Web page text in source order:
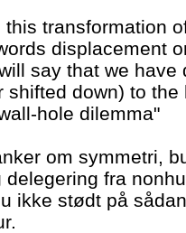
this transformation
displacement
say that we have
shifted down) to
hole dilemma"
om symmetri,
delegering fra
ikke stødt på